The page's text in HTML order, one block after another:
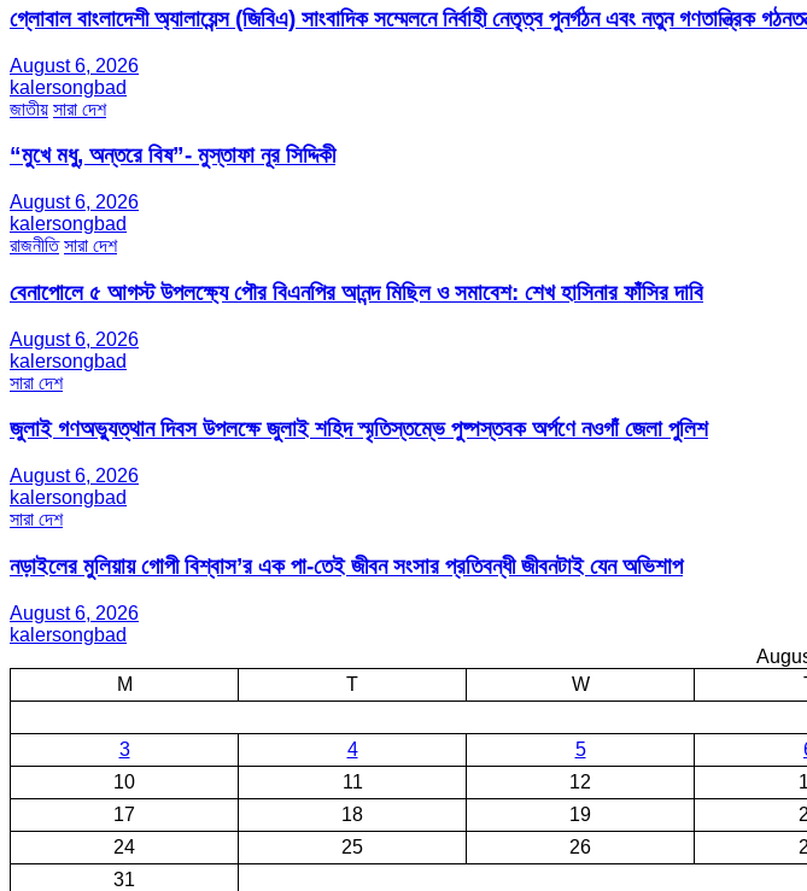
গ্লোবাল বাংলাদেশী অ্যালায়েন্স (জিবিএ) সাংবাদিক সম্মেলনে নির্বাহী নেতৃত্ব পুনর্গঠন এবং নতুন গণতান্ত্রিক
August 6, 2026
kalersongbad
জাতীয় সারা দেশ
“মুখে মধু, অন্তরে বিষ”- মুস্তাফা নূর সিদ্দিকী
August 6, 2026
kalersongbad
রাজনীতি সারা দেশ
বেনাপোলে ৫ আগস্ট উপলক্ষ্যে পৌর বিএনপির আনন্দ মিছিল ও সমাবেশ: শেখ হাসিনার ফাঁসির দাবি
August 6, 2026
kalersongbad
সারা দেশ
জুলাই গণঅভ্যুত্থান দিবস উপলক্ষে জুলাই শহিদ স্মৃতিস্তম্ভে পুষ্পস্তবক অর্পণে নওগাঁ জেলা পুলিশ
August 6, 2026
kalersongbad
সারা দেশ
নড়াইলের মুলিয়ায় গোপী বিশ্বাস’র এক পা-তেই জীবন সংসার প্রতিবন্ধী জীবনটাই যেন অভিশাপ
August 6, 2026
kalersongbad
M
T W
3
4 5
10
11 12
17
18 19
24
25 26
31